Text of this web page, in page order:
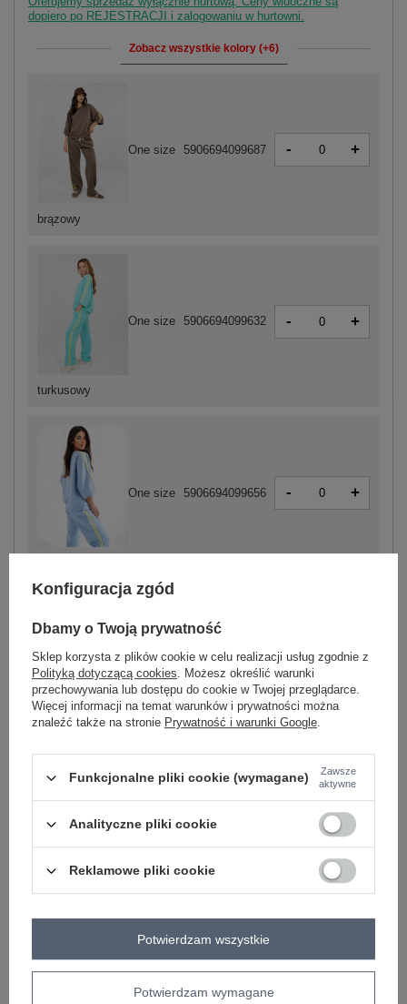
dopiero po REJESTRACJI i zalogowaniu w hurtowni.
Zobacz wszystkie kolory (+6)
turkusowy
One size 5906694099632 - +
One size 5906694099656 - +
One size 5906694099670 - +
brązowy
One size 5906694099687 - +
Zobacz wszystkie kolory (+6)
ZALOGUJ SIĘ I ZOBACZ CENĘ
Masz pytanie? Chętnie pomożemy.
Zadzwoń+48 601 547 740 Zadaj pytanie
skład materiału : 50% poliester, 45% wiskoza, 5%
sposób prania : pranie w pralce w 30°C
Konfiguracja zgód
Dbamy o Twoją prywatność
Sklep korzysta z plików cookie w celu realizacji usług zgodnie z
Polityką dotyczącą cookies. Możesz określić warunki
przechowywania lub dostępu do cookie w Twojej przeglądarce.
Więcej informacji na temat warunków i prywatności można
znaleźć także na stronie Prywatność i warunki Google.
Funkcjonalne pliki cookie (wymagane)
Zawsze
aktywne
Analityczne pliki cookie
Reklamowe pliki cookie
Potwierdzam wymagane
Potwierdzam wszystkie